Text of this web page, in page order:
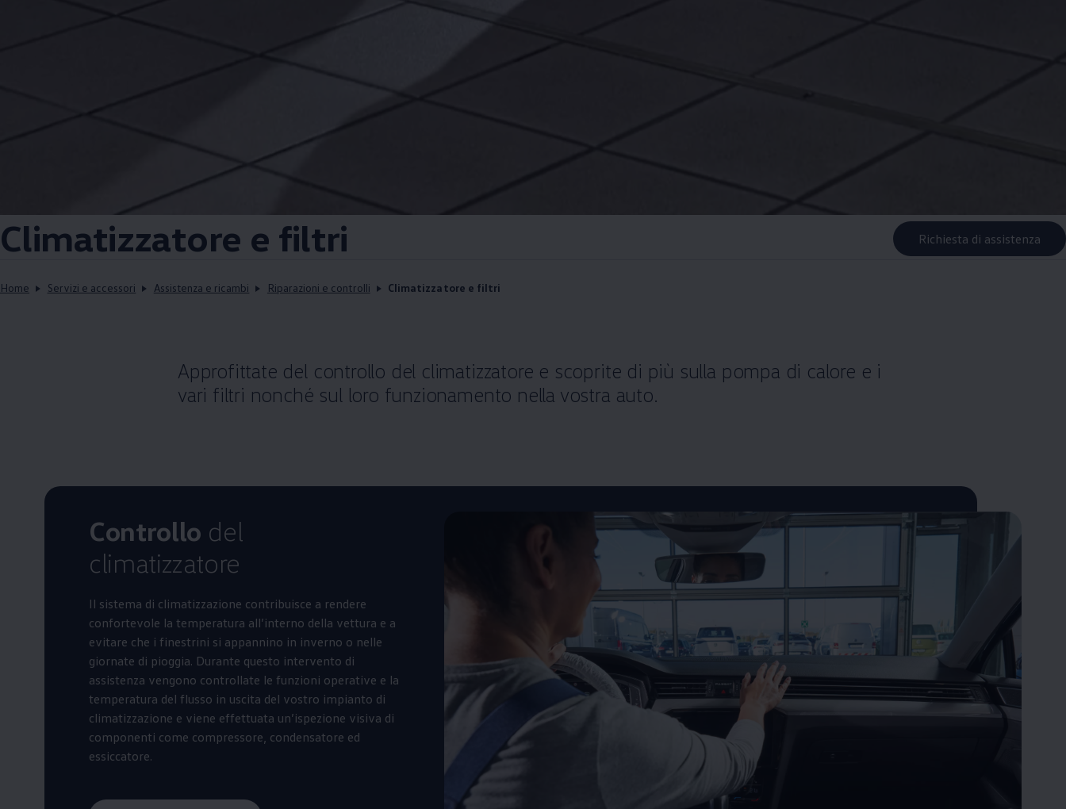
Climatizzatore e filtri Richiesta di assistenza
Home Servizi e accessori Assistenza e ricambi Riparazioni e controlli Climatizzatore e filtri
Approfittate del controllo del climatizzatore e scoprite di più sulla pompa di calore e i
vari filtri nonché sul loro funzionamento nella vostra auto.
Controllo del
climatizzatore
Il sistema di climatizzazione contribuisce a rendere
confortevole la temperatura all’interno della vettura e a
evitare che i finestrini si appannino in inverno o nelle
giornate di pioggia. Durante questo intervento di
assistenza vengono controllate le funzioni operative e la
temperatura del flusso in uscita del vostro impianto di
climatizzazione e viene effettuata un’ispezione visiva di
componenti come compressore, condensatore ed
essiccatore.